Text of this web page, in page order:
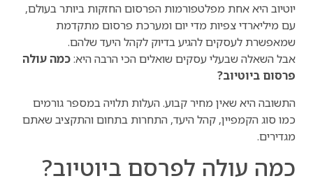
יוטיוב היא אחת מפלטפורמות הפרסום החזקות ביותר בעולם,
עם מיליארדי צפיות מדי יום ומערכת פרסום מתקדמת
שמאפשרת לעסקים להגיע בדיוק לקהל היעד שלהם.
אבל השאלה שבעלי עסקים שואלים הכי הרבה היא:כמה עולה
פרסום ביוטיוב?
התשובה היא שאין מחיר קבוע. העלות תלויה במספר גורמים
כמו סוג הקמפיין, קהל היעד, התחרות בתחום והתקציב שאתם
מגדירים.
כמה עולה לפרסם ביוטיוב?